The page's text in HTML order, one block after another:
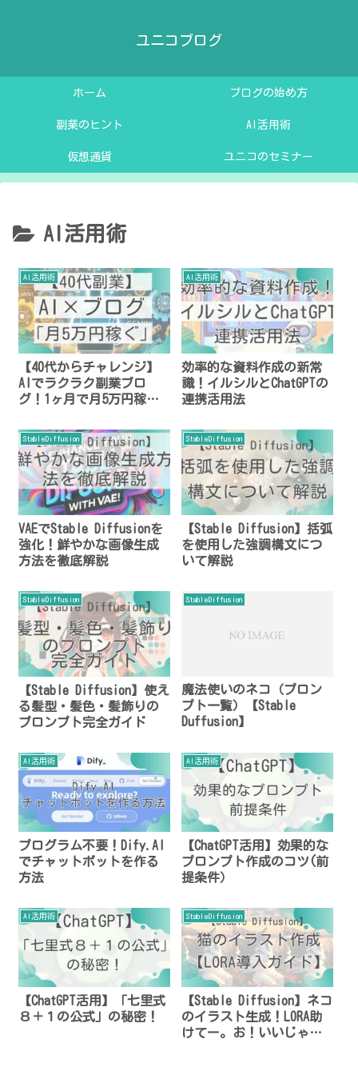
ユニコブログ
ホーム ブログの始め方
副業のヒント AI活用術
仮想通貨 ユニコのセミナー
AI活用術
AI活用術
【40代からチャレンジ】
AIでラクラク副業ブロ
グ！1ヶ月で月5万円稼ぐ
AI活用術
効率的な資料作成の新常
識！イルシルとChatGPTの
連携活用法
StableDiffusion
VAEでStable Diffusionを
強化！鮮やかな画像生成
方法を徹底解説
StableDiffusion
【Stable Diffusion】括弧
を使用した強調構文につ
いて解説
StableDiffusion
【Stable Diffusion】使え
る髪型・髪色・髪飾りの
プロンプト完全ガイド
StableDiffusion
魔法使いのネコ（プロン
プト一覧）【Stable
Duffusion】
AI活用術
プログラム不要！Dify.AI
でチャットボットを作る
方法
AI活用術
【ChatGPT活用】効果的な
プロンプト作成のコツ(前
提条件）
AI活用術
【ChatGPT活用】「七里式
８＋１の公式」の秘密！
StableDiffusion
【Stable Diffusion】ネコ
のイラスト生成！LORA助
けてー。お！いいじゃな